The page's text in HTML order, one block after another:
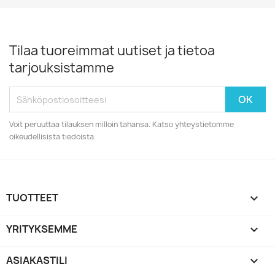
Tilaa tuoreimmat uutiset ja tietoa
tarjouksistamme
Voit peruuttaa tilauksen milloin tahansa. Katso yhteystietomme
oikeudellisista tiedoista.
TUOTTEET 
YRITYKSEMME 
ASIAKASTILI 